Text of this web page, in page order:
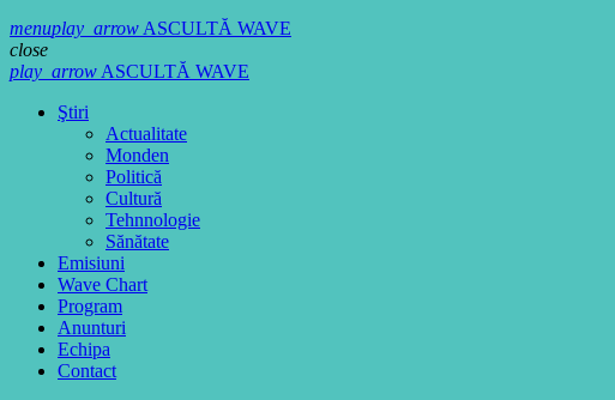
menuplay_arrowASCULTĂ WAVE
close
play_arrowASCULTĂ WAVE
Ştiri
Actualitate
Monden
Politică
Cultură
Tehnnologie
Sănătate
Emisiuni
Wave Chart
Program
Anunturi
Echipa
Contact